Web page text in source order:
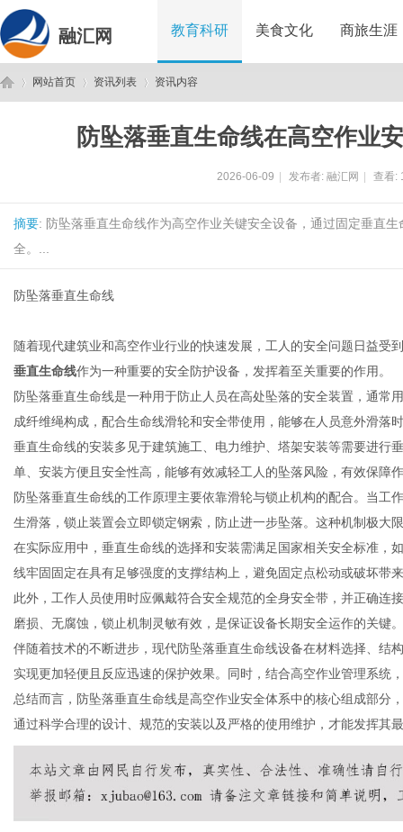
融汇网 教育科研 美食文化 商旅生涯
网站首页 资讯列表 资讯内容
防坠落垂直生命线在高空作业
2026-06-09 发布者: 融汇网 查看:
摘要: 防坠落垂直生命线作为高空作业关键安全设备，通过固定垂直
全。...
防坠落垂直生命线
随着现代建筑业和高空作业行业的快速发展，工人的安全问题日益受
垂直生命线作为一种重要的安全防护设备，发挥着至关重要的作用。
防坠落垂直生命线是一种用于防止人员在高处坠落的安全装置，通常
成纤维绳构成，配合生命线滑轮和安全带使用，能够在人员意外滑落
垂直生命线的安装多见于建筑施工、电力维护、塔架安装等需要进行
单、安装方便且安全性高，能够有效减轻工人的坠落风险，有效保障
防坠落垂直生命线的工作原理主要依靠滑轮与锁止机构的配合。当工
生滑落，锁止装置会立即锁定钢索，防止进一步坠落。这种机制极大
在实际应用中，垂直生命线的选择和安装需满足国家相关安全标准，
线牢固固定在具有足够强度的支撑结构上，避免固定点松动或破坏带
此外，工作人员使用时应佩戴符合安全规范的全身安全带，并正确连
磨损、无腐蚀，锁止机制灵敏有效，是保证设备长期安全运作的关键。
伴随着技术的不断进步，现代防坠落垂直生命线设备在材料选择、结
实现更加轻便且反应迅速的保护效果。同时，结合高空作业管理系统
总结而言，防坠落垂直生命线是高空作业安全体系中的核心组成部分
通过科学合理的设计、规范的安装以及严格的使用维护，才能发挥其